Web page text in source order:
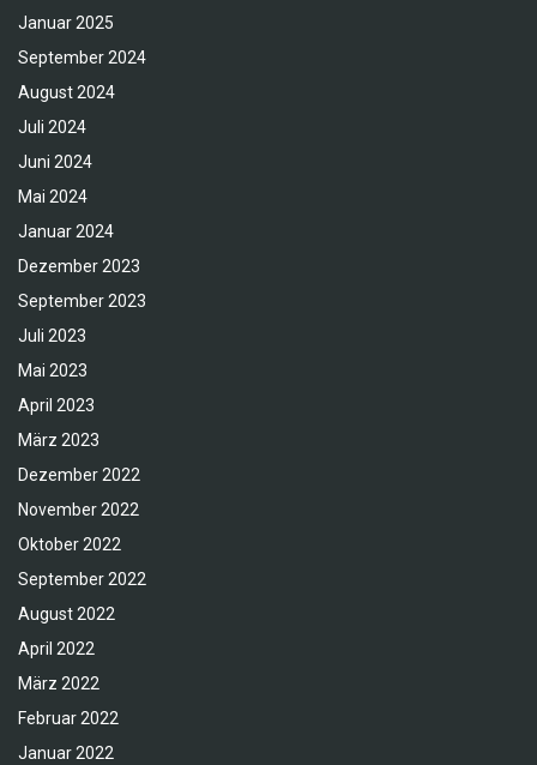
Januar 2025
September 2024
August 2024
Juli 2024
Juni 2024
Mai 2024
Januar 2024
Dezember 2023
September 2023
Juli 2023
Mai 2023
April 2023
März 2023
Dezember 2022
November 2022
Oktober 2022
September 2022
August 2022
April 2022
März 2022
Februar 2022
Januar 2022